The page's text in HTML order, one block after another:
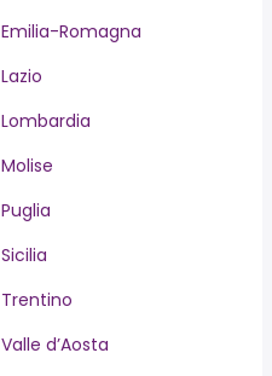
Emilia-Romagna
Lazio
Lombardia
Molise
Puglia
Sicilia
Trentino
Valle d’Aosta